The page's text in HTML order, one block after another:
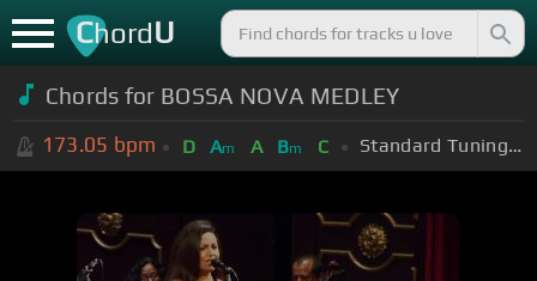
ChordU
Chords for BOSSA NOVA MEDLEY
173.05 bpm D Am A Bm C Standard Tuning (EADGBE)